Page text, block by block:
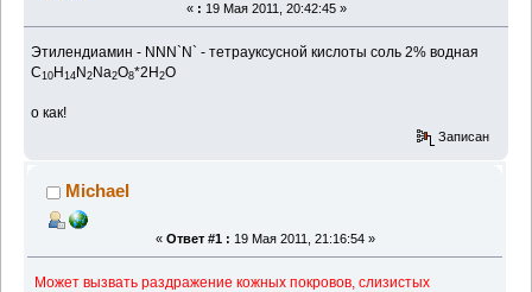
« : 19 Мая 2011, 20:42:45 »
Этилендиамин - NNN`N` - тетрауксусной кислоты соль 2% водная
C10 H14 N2 Na2O8*2H2O
о как!
Записан
Michael
« Ответ #1 : 19 Мая 2011, 21:16:54 »
Может вызвать раздражение кожных покровов, слизистых